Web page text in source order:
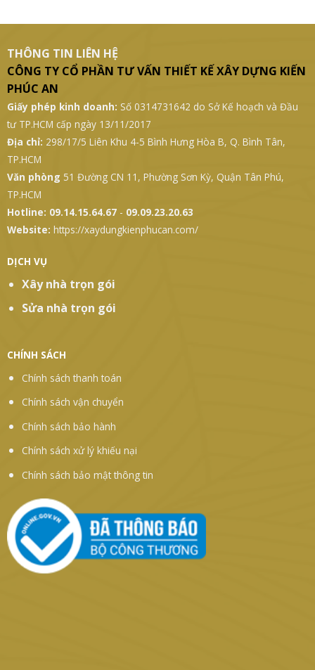
THÔNG TIN LIÊN HỆ
CÔNG TY CỔ PHẦN TƯ VẤN THIẾT KẾ XÂY DỰNG KIẾN
PHÚC AN
Giấy phép kinh doanh:
Số 0314731642 do Sở Kế hoạch và Đầu
tư TP.HCM cấp ngày 13/11/2017
Địa chỉ:
298/17/5 Liên Khu 4-5 Bình Hưng Hòa B, Q. Bình Tân,
TP.HCM
Văn phòng
51 Đường CN 11, Phường Sơn Kỳ, Quận Tân Phú,
TP.HCM
Hotline:
Website:
https://xaydungkienphucan.com/
Xây nhà trọn gói
Sửa nhà trọn gói
CHÍNH SÁCH
Chính sách vận chuyển
Chính sách bảo hành
Chính sách xử lý khiếu nại
Chính sách bảo mật thông tin